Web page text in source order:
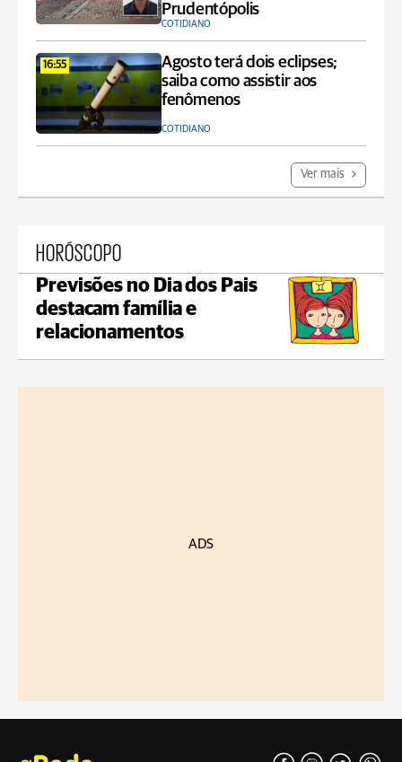
Prudentópolis
COTIDIANO
16:55
Agosto terá dois eclipses;
saiba como assistir aos
fenômenos
COTIDIANO
Ver mais
HORÓSCOPO
Previsões no Dia dos Pais
destacam família e
relacionamentos
ADS